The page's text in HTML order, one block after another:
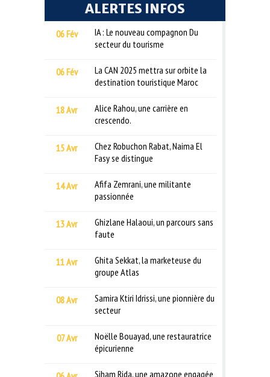
ALERTES INFOS
06 Fév
IA : Le nouveau compagnon Du
secteur du tourisme
06 Fév
La CAN 2025 mettra sur orbite la
destination touristique Maroc
18 Avr
Alice Rahou, une carrière en
crescendo.
15 Avr
Chez Robuchon Rabat, Naima El
Fasy se distingue
14 Avr
Afifa Zemrani, une militante
passionnée
13 Avr
Ghizlane Halaoui, un parcours sans
faute
11 Avr
Ghita Sekkat, la marketeuse du
groupe Atlas
08 Avr
Samira Ktiri Idrissi, une pionnière du
secteur
07 Avr
Noëlle Bouayad, une restauratrice
épicurienne
Siham Rida, une amazone engagée